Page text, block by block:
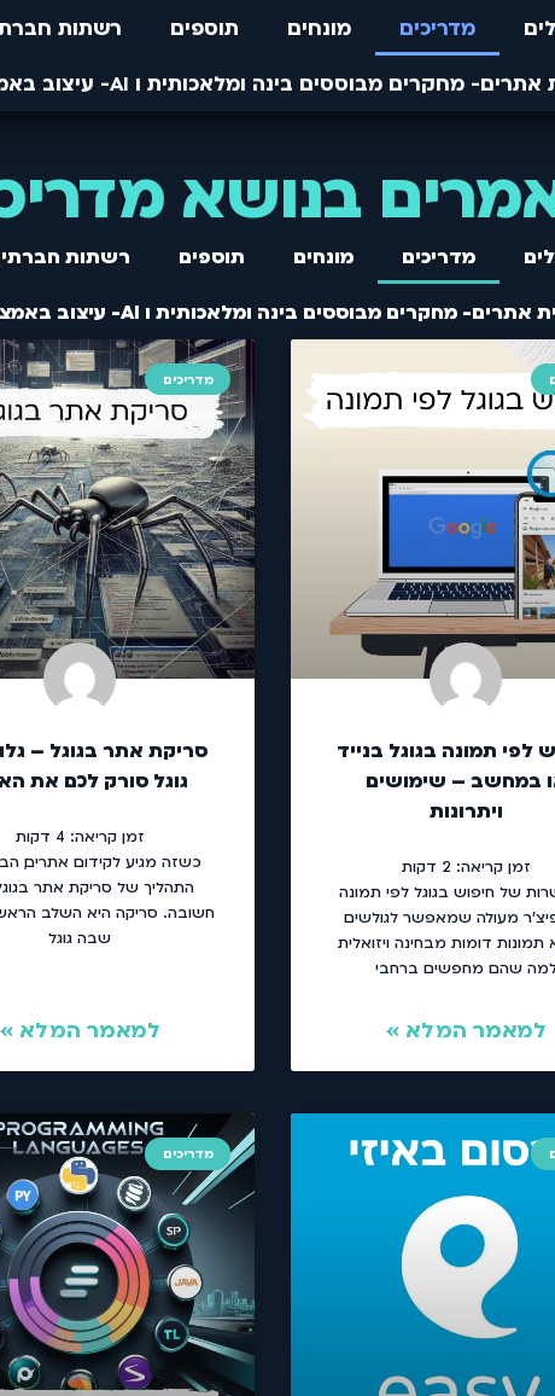
מדריכים מונחים תוספים
רשתות
בנושא
מדריכים מונחים תוספים
רשתות
לפי תמונה בגוגל בנייד
במחשב – שימושים
ויתרונות
זמן קריאה: 2 דקות
של חיפוש בגוגל לפי תמונה
מעולה שמאפשר לגולשים
תמונות דומות מבחינה ויזואלית
שהם מחפשים ברחבי
למאמר המלא »
מדריכים
סריקת אתר בגוגל –
גוגל סורק לכם את
זמן קריאה: 4 דקות
כשזה מגיע לקידום אתרים,
התהליך של סריקת אתר
חשובה. סריקה היא השלב
שבה גוגל
למאמר המלא »
מדריכים